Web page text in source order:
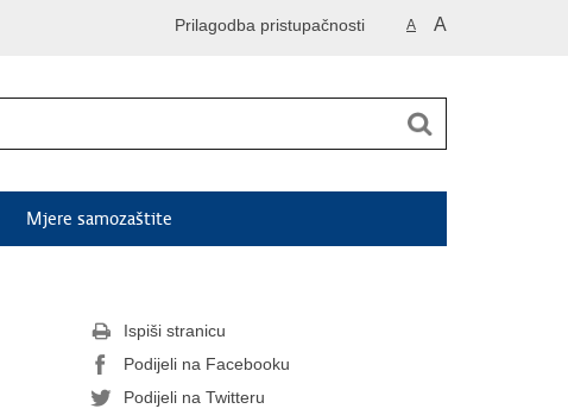
A A
Prilagodba pristupačnosti
Mjere samozaštite
Ispiši stranicu
Podijeli na Facebooku
Podijeli na Twitteru